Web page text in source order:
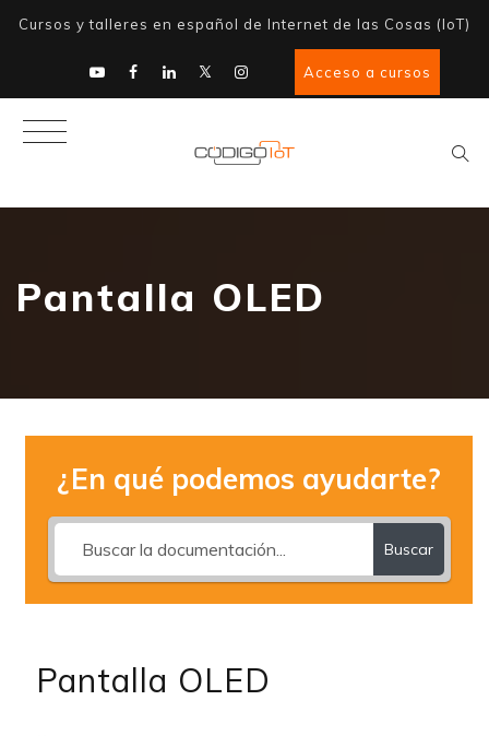
Cursos y talleres en español de Internet de las Cosas (IoT)
Acceso a cursos
Pantalla OLED
¿En qué podemos ayudarte?
Buscar
Pantalla OLED